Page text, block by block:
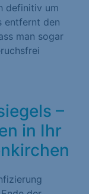
definitiv um
entfernt den
man sogar
–
in Ihr